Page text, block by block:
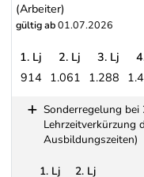
(Arbeiter)
gültig ab01.07.2026
1. Lj 2. Lj 3. Lj
914 1.061 1.288
Sonderregelung bei
Lehrzeitverkürzung
Ausbildungszeiten)
1. Lj
2. Lj